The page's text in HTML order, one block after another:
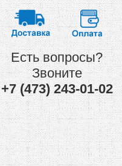
Есть вопросы?
Звоните
+7 (473) 243-01-02